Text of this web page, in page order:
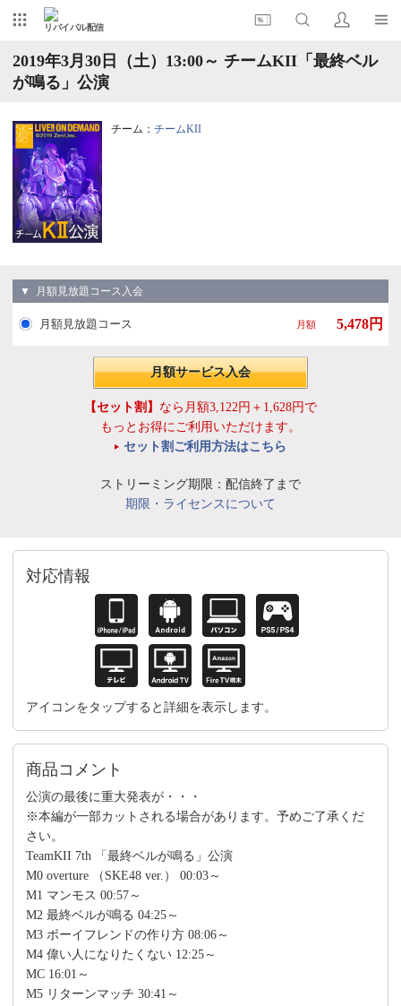
リバイバル配信
2019年3月30日（土）13:00～ チームKII「最終ベル
が鳴る」公演
チーム： チームKII
▼ 月額見放題コース入会
月額見放題コース 月額 5,478円
月額サービス入会
【セット割】 なら月額3,122円＋1,628円で
もっとお得にご利用いただけます。
セット割ご利用方法はこちら
ストリーミング期限：配信終了まで
期限・ライセンスについて
対応情報
アイコンをタップすると詳細を表示します。
商品コメント
公演の最後に重大発表が・・・
※本編が一部カットされる場合があります。予めご了承くだ
さい。
TeamKII 7th 「最終ベルが鳴る」公演
M0 overture （SKE48 ver.） 00:03～
M1 マンモス 00:57～
M2 最終ベルが鳴る 04:25～
M3 ボーイフレンドの作り方 08:06～
M4 偉い人になりたくない 12:25～
MC 16:01～
M5 リターンマッチ 30:41～